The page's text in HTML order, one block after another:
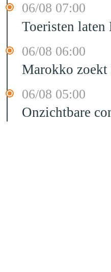
06/08 07:00
Toeristen laten
06/08 06:00
Marokko
06/08 05:00
Onzichtbare